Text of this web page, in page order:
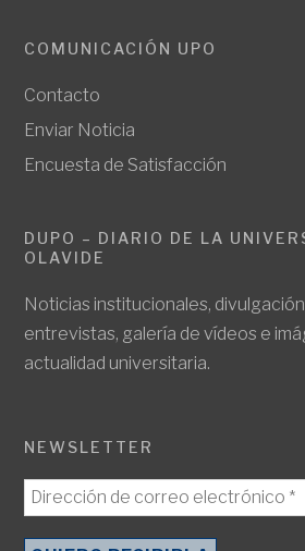
COMUNICACIÓN UPO
Contacto
Enviar Noticia
Encuesta de Satisfacción
DUPO – DIARIO DE LA
OLAVIDE
Noticias institucionales,
entrevistas, galería de vídeos e
actualidad universitaria.
NEWSLETTER